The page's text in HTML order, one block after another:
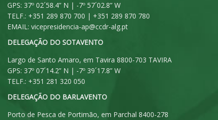
GPS: 37º 02´58.4” N | -7º 57´02.8” W
TELF.: +351 289 870 700 | +351 289 870 780
EMAIL: vicepresidencia-ap@ccdr-alg.pt
DELEGAÇÃO DO SOTAVENTO
Largo de Santo Amaro, em Tavira 8800-703 TAVIRA
GPS: 37º 07´14.2” N | -7º 39´17.8” W
TELF.: +351 281 320 050
DELEGAÇÃO DO BARLAVENTO
Porto de Pesca de Portimão, em Parchal 8400-278